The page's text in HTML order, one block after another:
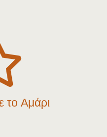
το Αμάρι